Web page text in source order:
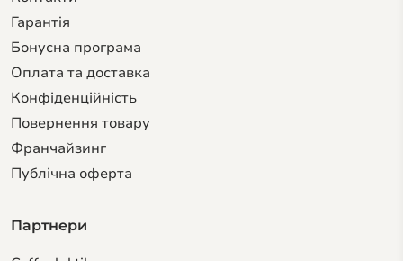
Гарантiя
Бонусна програма
Оплата та доставка
Конфіденційність
Повернення товару
Франчайзинг
Публічна оферта
Партнери